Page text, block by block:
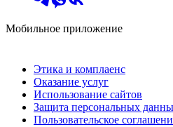
Мобильное приложение
Этика и комплаенс
Оказание услуг
Использование сайтов
Защита персональных
Пользовательское